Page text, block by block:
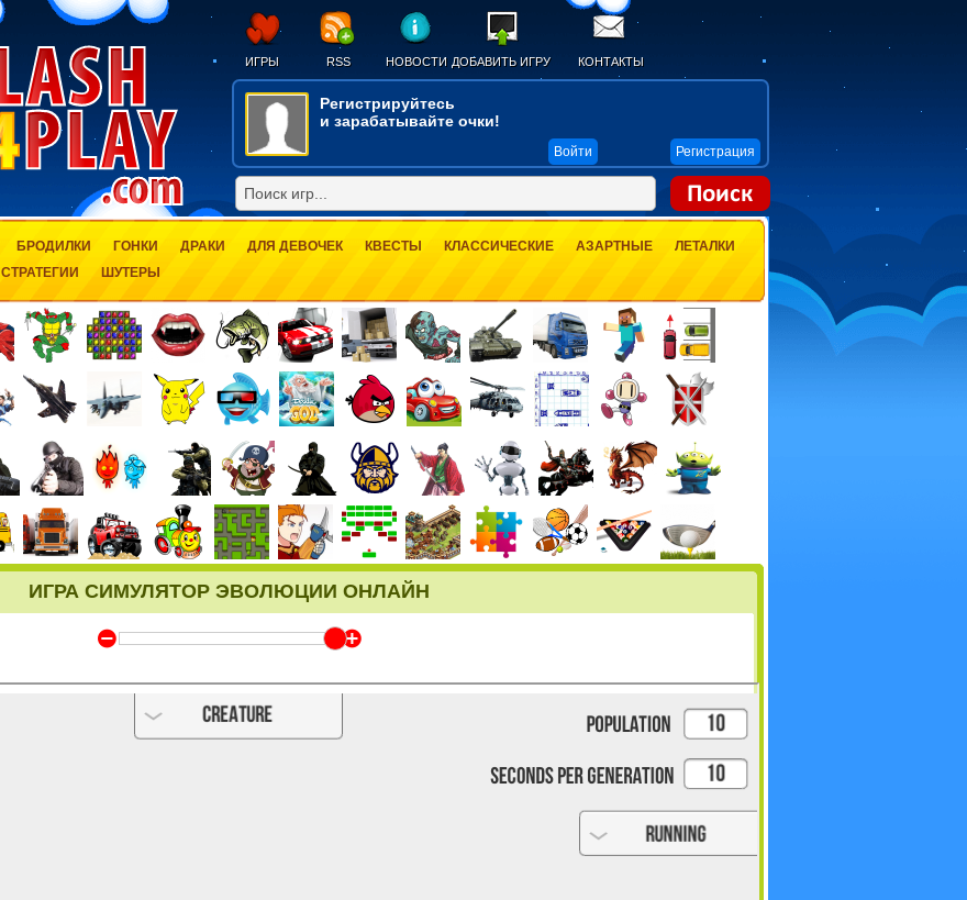
ИГРЫ RSS НОВОСТИ ДОБАВИТЬ ИГРУ КОНТАКТЫ
Регистрируйтесь
и зарабатывайте очки!
Войти Регистрация
БРОДИЛКИ ГОНКИ ДРАКИ ДЛЯ ДЕВОЧЕК КВЕСТЫ КЛАССИЧЕСКИЕ АЗАРТНЫЕ
ЛЕТАЛКИ
СТРАТЕГИИ ШУТЕРЫ
ИГРА СИМУЛЯТОР ЭВОЛЮЦИИ ОНЛАЙН
Y Z